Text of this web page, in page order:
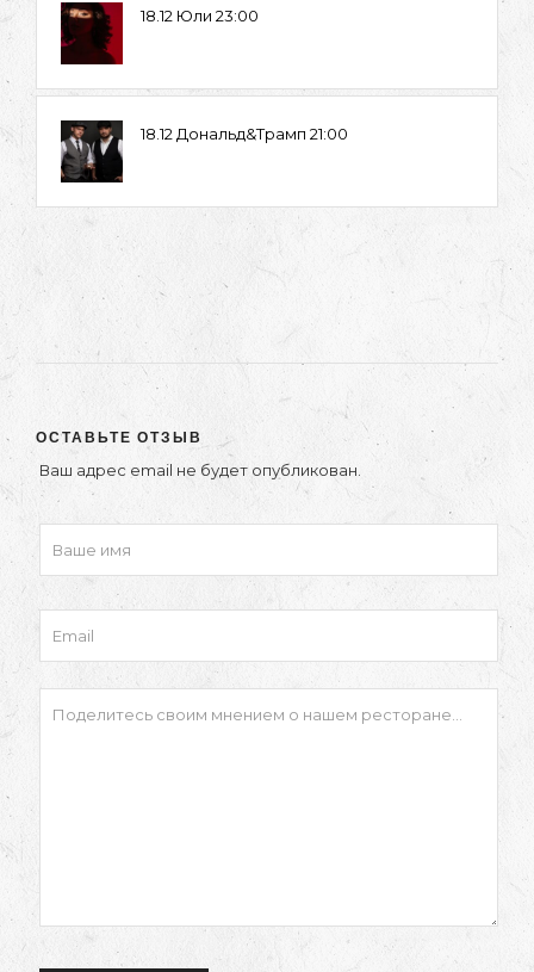
18.12 Юли 23:00
18.12 Дональд&Трамп 21:00
ОСТАВЬТЕ ОТЗЫВ
Ваш адрес email не будет опубликован.